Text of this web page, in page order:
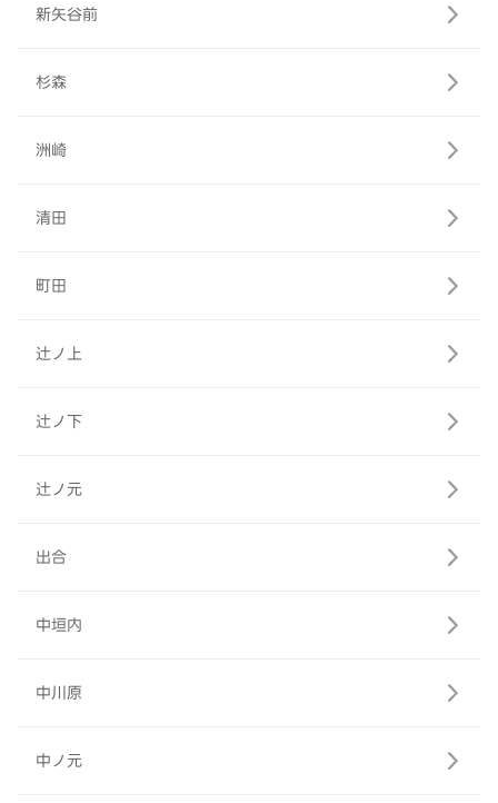
新矢谷前
杉森
洲崎
清田
町田
辻ノ上
辻ノ下
辻ノ元
出合
中垣内
中川原
中ノ元